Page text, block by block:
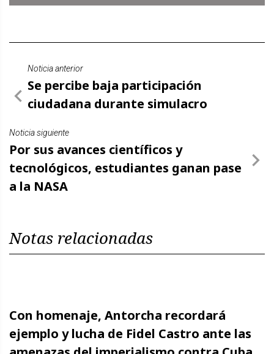
Noticia anterior
Se percibe baja participación
ciudadana durante simulacro
Noticia siguiente
Por sus avances científicos y
tecnológicos, estudiantes ganan pase
a la NASA
Notas relacionadas
Con homenaje, Antorcha recordará
ejemplo y lucha de Fidel Castro ante las